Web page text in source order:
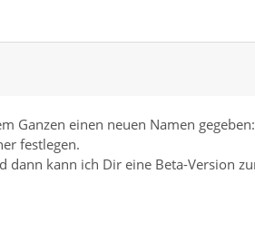
Ganzen einen neuen Namen gegeben:
festlegen.
dann kann ich Dir eine Beta-Version